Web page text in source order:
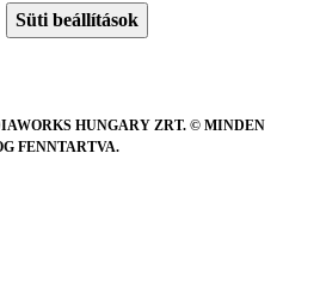
Süti beállítások
HUNGARY ZRT. © MINDEN
FENNTARTVA.